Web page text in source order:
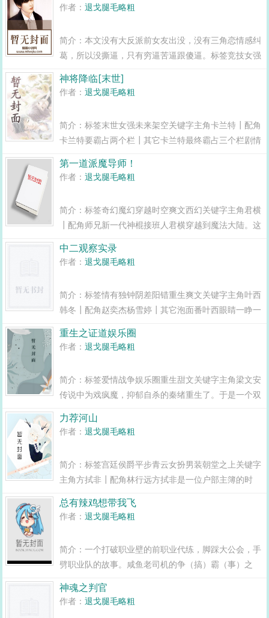
作者：退戈腿毛略粗
简介：本文没有大反派前女友出没，没有三角恋情感纠
葛，所以没撕逼，只有穷逼苦逼跟傻逼。标签竞技女强
神将降临[末世]
作者：退戈腿毛略粗
简介：标签末世女强未来架空关键字主角卡兰特┃配角
卡兰特要霸占两个栏┃其它卡兰特最终霸占三个栏剧情
是生与死善与恶的战场。...
第一道派魔导师！
作者：退戈腿毛略粗
简介：标签奇幻魔幻穿越时空爽文西幻关键字主角君横
┃配角师兄新一代神棍接班人君横穿越到魔法大陆。这
法元素为零，且名字标新立异，饥寒交迫形单影只的道
中二观察实录
作者：退戈腿毛略粗
简介：标签情有独钟阴差阳错重生爽文关键字主角叶西
韩冬┃配角赵奕杰杨雪婷┃其它泡面番叶西眼睛一睁一
神带喘，吊丝连娇带喘。...
重生之证道娱乐圈
作者：退戈腿毛略粗
简介：标签爱情战争娱乐圈重生甜文关键字主角梁文安
传说中为戏疯魔，抑郁自杀的秦绪重生了。于是一个双
的面瘫。成功其实很简单。梁文安说，我们可以先定个
力荐河山
作者：退戈腿毛略粗
简介：标签宫廷侯爵平步青云女扮男装朝堂之上关键字
主角方拭非┃配角林行远方拭非是一位户部主簿的时
非升任户部侍郎以后，所有她看不顺眼的人，最后都被
总有辣鸡想带我飞
作者：退戈腿毛略粗
简介：一个打破职业壁的前职业代练，脚踩大公会，手
劈职业队的故事。咸鱼老司机的争（搞）霸（事）之
┃配角叶缘陈和┃其它重生...
神魂之判官
作者：退戈腿毛略粗